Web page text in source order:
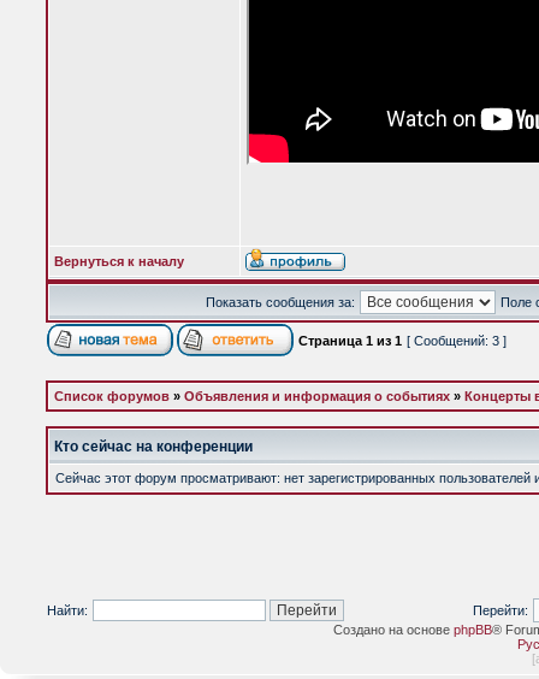
Вернуться к началу
Показать сообщения за: Поле
Страница 1 из 1 [ Сообщений: 3 ]
Список форумов » Объявления и информация о событиях » Концерты
Кто сейчас на конференции
Сейчас этот форум просматривают: нет зарегистрированных пользователей
Найти:
Перейти:
Создано на основе phpBB®
[